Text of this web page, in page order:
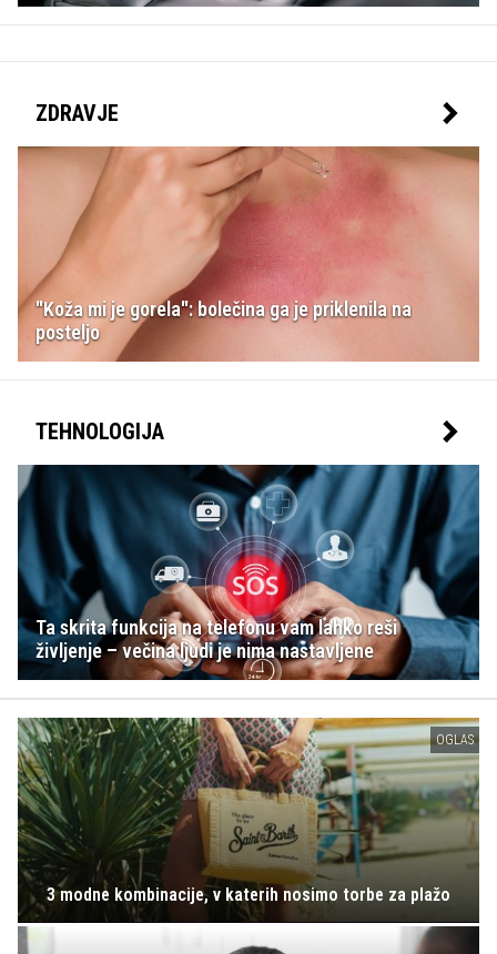
ZDRAVJE
"Koža mi je gorela": bolečina ga je priklenila na
posteljo
TEHNOLOGIJA
Ta skrita funkcija na telefonu vam lahko reši
življenje – večina ljudi je nima nastavljene
OGLAS
3 modne kombinacije, v katerih nosimo torbe za plažo